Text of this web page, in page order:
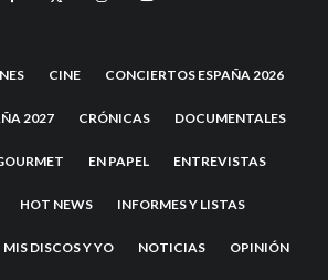
CINE CONCIERTOS ESPAÑA 2026
2027 CRÓNICAS DOCUMENTALES
EN PAPEL ENTREVISTAS
HOT NEWS INFORMES Y LISTAS
MIS DISCOS Y YO NOTICIAS OPINIÓN